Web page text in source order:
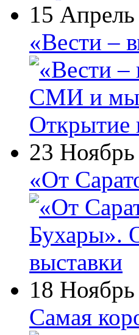
15 Апрель
«Вести –
23 Ноябрь
«От
18 Ноябрь
Самая